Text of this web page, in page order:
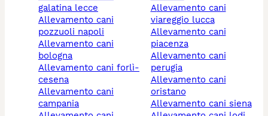
galatina lecce
allevamento cani
pozzuoli napoli
allevamento cani
bologna
allevamento cani forlì-
cesena
allevamento cani
campania
allevamento cani
viareggio lucca
allevamento cani
piacenza
allevamento cani
perugia
allevamento cani
oristano
allevamento cani siena